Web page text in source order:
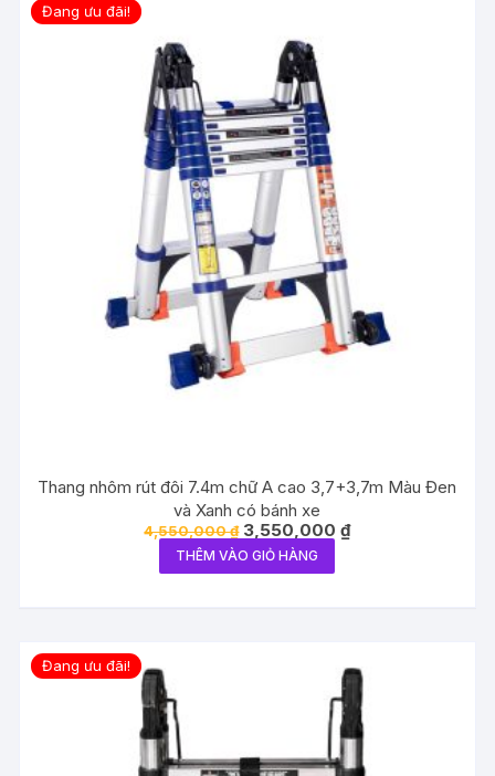
Đang ưu đãi!
Thang nhôm rút đôi 7.4m chữ A cao 3,7+3,7m Màu Đen
và Xanh có bánh xe
4,550,000₫ Giá
gốc
là:
4,550,000 ₫.
3,550,000₫Giá
hiện
THÊM VÀO GIỎ HÀNG
Đang ưu đãi!